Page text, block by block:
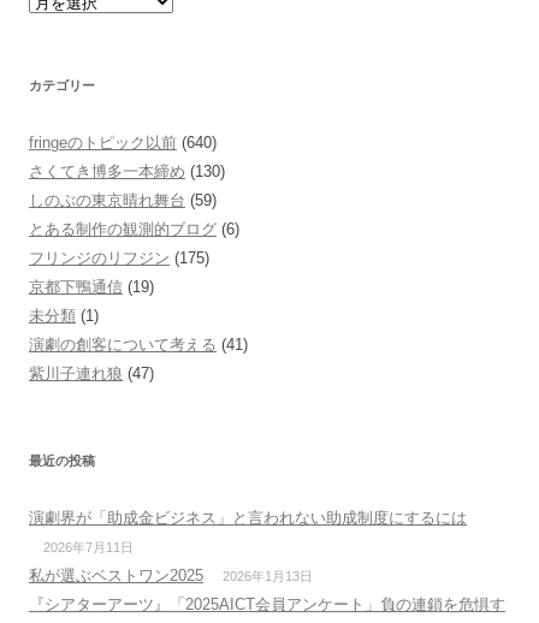
カテゴリー
fringeのトピック以前 (640)
さくてき博多一本締め (130)
しのぶの東京晴れ舞台 (59)
とある制作の観測的ブログ (6)
フリンジのリフジン (175)
京都下鴨通信 (19)
未分類 (1)
演劇の創客について考える (41)
紫川子連れ狼 (47)
最近の投稿
演劇界が「助成金ビジネス」と言われない助成制度にするには
2026年7月11日
私が選ぶベストワン2025 2026年1月13日
『シアターアーツ』「2025AICT会員アンケート」負の連鎖を危惧す